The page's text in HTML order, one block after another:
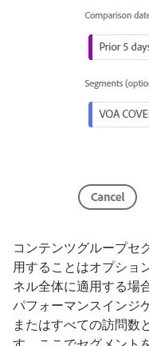
コンテンツグループセ
用することはオプショ
ネル全体に適用する場
パフォーマンスインジ
またはすべての訪問数